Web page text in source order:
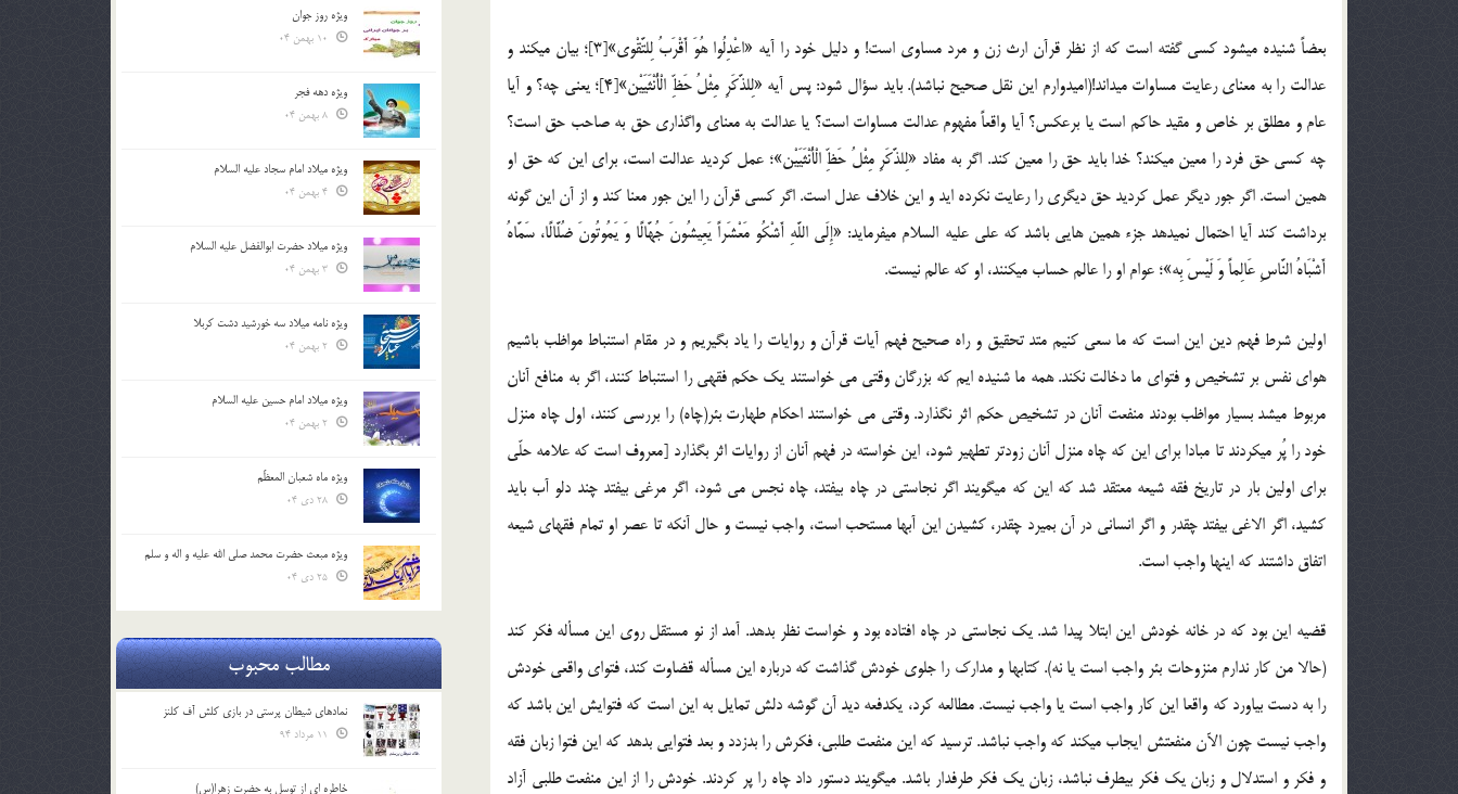
بعضاً شنیده می‏شود كسی گفته است كه از نظر قرآن ارث زن و مرد مساوی است! و دلیل خود را آیه «اعْدِلُوا هُوَ أَقْرَبُ لِلتَّقْوی‏»[3]؛ بیان می‏كند و
عدالت را به معنای رعایت مساوات می‏داند!(امیدوارم این نقل صحیح نباشد). باید سؤال شود: پس آیه «لِلذَّكَرِ مِثْلُ حَظِّ الْأُنْثَیَیْن»[4]؛ یعنی چه؟ و آیا
عام و مطلق بر خاص و مقید حاكم است یا برعكس؟ آیا واقعاً مفهوم عدالت مساوات است؟ یا عدالت به معنای واگذاری حق به صاحب حق است؟
چه كسی حق فرد را معین می‏كند؟ خدا باید حق را معین كند. اگر به مفاد «لِلذَّكَرِ مِثْلُ حَظِّ الْأُنْثَیَیْن»؛ عمل كردید عدالت است، برای این كه حق او
همین است. اگر جور دیگر عمل كردید حق دیگری را رعایت نكرده‏ اید و این خلاف عدل است. اگر كسی قرآن را این جور معنا كند و از آن این گونه
برداشت كند آیا احتمال نمی‏دهد جزء همین‏ هایی باشد كه علی‏ علیه‏ السلام می‏فرماید: «إِلَی اللَّهِ أَشْكُو مَعْشَراً یَعِیشُونَ جُهَّالًا وَ یَمُوتُونَ ضُلَّالًا، سَمَّاهُ
أَشْبَاهُ النَّاسِ عَالِماً وَ لَیْسَ بِه»؛ عوام او را عالم حساب می‏كنند، او كه عالم نیست.
اولین شرط فهم دین این است كه ما سعی كنیم متد تحقیق و راه صحیح فهم آیات قرآن و روایات را یاد بگیریم و در مقام استنباط مواظب باشیم
هوای نفس بر تشخیص و فتوای ما دخالت نكند. همه ما شنیده‏ ایم كه بزرگان وقتی می ‏خواستند یك حكم فقهی را استنباط كنند، اگر به منافع آنان
مربوط می‏شد بسیار مواظب بودند منفعت آنان در تشخیص حكم اثر نگذارد. وقتی می‏ خواستند احكام طهارت بئر(چاه) را بررسی كنند، اول چاه منزل
خود را پُر می‏كردند تا مبادا برای این كه چاه منزل آنان زودتر تطهیر شود، این خواسته در فهم آنان از روایات اثر بگذارد [معروف است که علامه حلّى
براى اولین بار در تاریخ فقه شیعه معتقد شد که این که میگویند اگر نجاستى در چاه بیفتد، چاه نجس مى‏ شود، اگر مرغى بیفتد چند دلو آب باید
کشید، اگر الاغى بیفتد چقدر و اگر انسانى در آن بمیرد چقدر، کشیدن این آبها مستحب است، واجب نیست و حال آنکه تا عصر او تمام فقهاى شیعه
اتفاق داشتند که اینها واجب است.
قضیه این بود که در خانه خودش این ابتلا پیدا شد. یک نجاستى در چاه افتاده بود و خواست نظر بدهد. آمد از نو مستقل روى این مسأله فکر کند
(حالا من کار ندارم منزوحات بئر واجب است یا نه). کتابها و مدارک را جلوى خودش گذاشت که درباره این مسأله قضاوت کند، فتواى واقعى خودش
را به دست بیاورد که واقعا این کار واجب است یا واجب نیست. مطالعه کرد، یکدفعه دید آن گوشه دلش تمایل به این است که فتوایش این باشد که
واجب نیست چون الآن منفعتش ایجاب میکند که واجب نباشد. ترسید که این منفعت‏ طلبى، فکرش را بدزدد و بعد فتوایى بدهد که این فتوا زبان فقه
و فکر و استدلال و زبان یک فکر بیطرف نباشد، زبان یک فکر طرفدار باشد. میگویند دستور داد چاه را پر کردند. خودش را از این منفعت طلبى آزاد
ویژه روز جوان
ویژه دهه فجر
ویژه میلاد امام سجاد علیه السلام
ویژه میلاد حضرت ابوالفضل علیه السلام
ویژه نامه میلاد سه خورشید دشت کربلا
ویژه میلاد امام حسین علیه السلام
ویژه ماه شعبان المعظّم
ویژه مبعث حضرت محمد صلی الله علیه و اله و سلم
مطالب محبوب
نمادهای شیطان پرستی در بازی کلش آف کلنز
خاطره ای از توسل به حضرت زهرا(س)